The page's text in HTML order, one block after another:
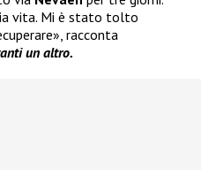
vita. Mi è stato tolto
racconta
un altro.